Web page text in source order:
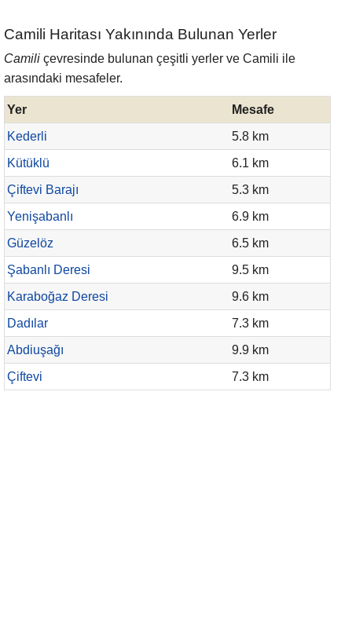
Camili Haritası Yakınında Bulunan Yerler
Camili çevresinde bulunan çeşitli yerler ve Camili ile
arasındaki mesafeler.
Yer
Mesafe
Kederli
5.8 km
Kütüklü
6.1 km
Çiftevi Barajı
5.3 km
Yenişabanlı
6.9 km
Güzelöz
6.5 km
Şabanlı Deresi
9.5 km
Karaboğaz Deresi
9.6 km
Dadılar
7.3 km
Abdiuşağı
9.9 km
Çiftevi
7.3 km